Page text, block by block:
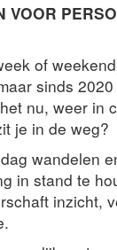
VOOR
of
sinds
nu, weer in
je in de weg?
wandelen
in stand te
inzicht,